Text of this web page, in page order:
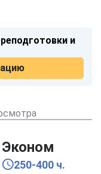
и
Эконом
250-400 ч.